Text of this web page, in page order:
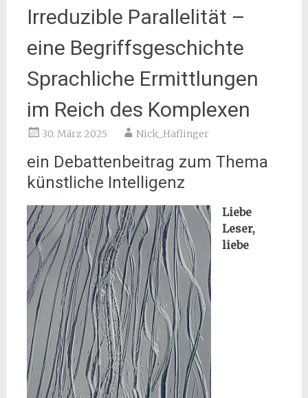
Irreduzible Parallelität –
eine Begriffsgeschichte
Sprachliche Ermittlungen
im Reich des Komplexen
30. März 2025 Nick_Haflinger
ein Debattenbeitrag zum Thema
künstliche Intelligenz
Liebe
Leser,
liebe